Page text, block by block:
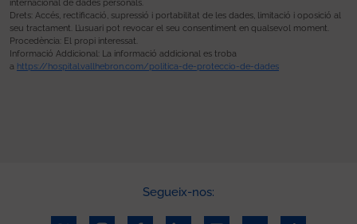
internacional de dades personals.
Drets: Accés, rectificació, supressió i portabilitat de les dades, limitació i oposició al
seu tractament. L’usuari pot revocar el seu consentiment en qualsevol moment.
Procedència: El propi interessat.
Informació Addicional: La informació addicional es troba
a https://hospital.vallhebron.com/politica-de-proteccio-de-dades
Segueix-nos: